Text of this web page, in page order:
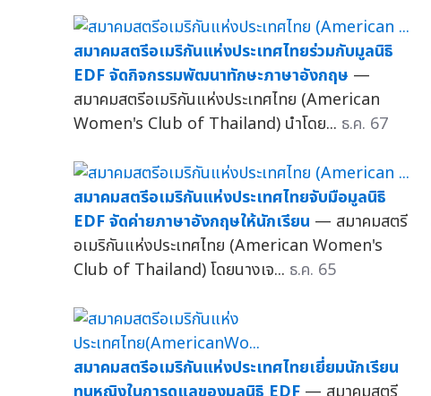
สมาคมสตรีอเมริกันแห่งประเทศไทยร่วมกับมูลนิธิ
EDF จัดกิจกรรมพัฒนาทักษะภาษาอังกฤษ —
สมาคมสตรีอเมริกันแห่งประเทศไทย (American
Women's Club of Thailand) นำโดย... ธ.ค. 67
สมาคมสตรีอเมริกันแห่งประเทศไทยจับมือมูลนิธิ
EDF จัดค่ายภาษาอังกฤษให้นักเรียน — สมาคมสตรี
อเมริกันแห่งประเทศไทย (American Women's
Club of Thailand) โดยนางเจ... ธ.ค. 65
สมาคมสตรีอเมริกันแห่งประเทศไทยเยี่ยมนักเรียน